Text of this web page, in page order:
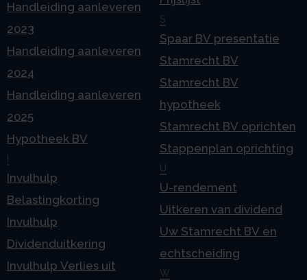
Handleiding aanleveren
2023
Handleiding aanleveren
2024
Handleiding aanleveren
2025
Hypotheek BV
Invulhulp
Belastingkorting
Invulhulp
Dividenduitkering
Invulhulp Verlies uit
S
Spaar BV presentatie
Stamrecht BV
Stamrecht BV
hypotheek
Stamrecht BV oprichten
Stappenplan oprichting
U
U-rendement
Uitkeren van dividend
Uw Stamrecht BV en
echtscheiding
W